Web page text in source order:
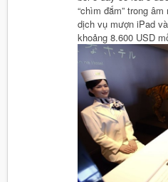
“chìm đắm” trong
dịch vụ mượn iPad
khoảng 8.600 USD